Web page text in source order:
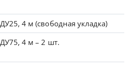
ДУ25, 4 м (свободная укладка)
ДУ75, 4 м – 2 шт.